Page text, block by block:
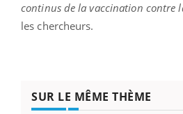
continus de la vaccination contre
les chercheurs.
SUR LE MÊME THÈME